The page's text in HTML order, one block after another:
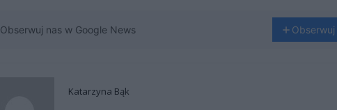
Obserwuj nas w Google News Obserwuj
Katarzyna Bąk